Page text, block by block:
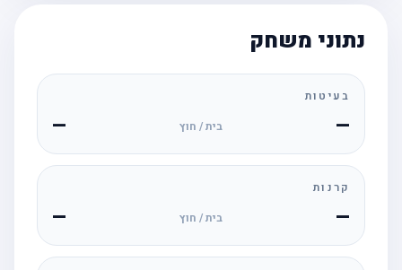
נתוני משחק
בעיטות
— בית / חוץ —
קרנות
— בית / חוץ —